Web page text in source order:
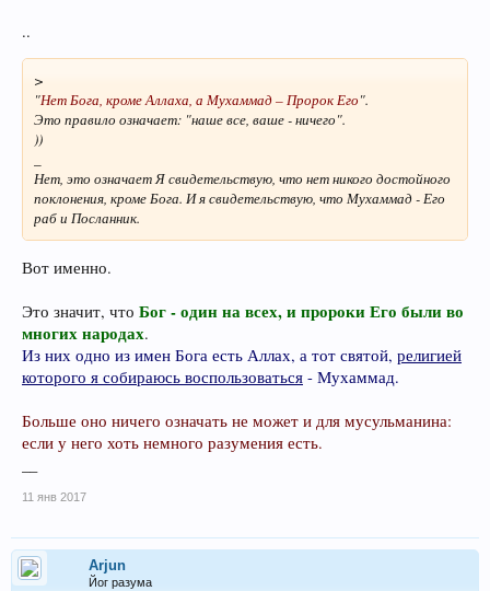
..
>
"Нет Бога, кроме Аллаха, а Мухаммад – Пророк Его".
Это правило означает: "наше все, ваше - ничего".
))
Нет, это означает Я свидетельствую, что нет никого достойного
поклонения, кроме Бога. И я свидетельствую, что Мухаммад - Его
раб и Посланник.
Вот именно.
Это значит, что Бог - один на всех, и пророки Его были во
многих народах.
Из них одно из имен Бога есть Аллах, а тот святой, религией
которого я собираюсь воспользоваться - Мухаммад.
Больше оно ничего означать не может и для мусульманина:
если у него хоть немного разумения есть.
11 янв 2017
Arjun
Йог разума